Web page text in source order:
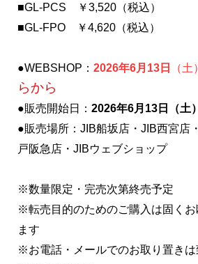
■GL-PCS ￥3,520（税込）
■GL-FPO ￥4,620（税込）
●WEBSHOP： 2026年6月13日 （土）
らから
●販売開始日： 2026年6月13日（土
●販売場所：JIB船坂店・JIB西宮店
戸阪急店・JIBウェブショップ
※数量限定・ 完売次第終売予定
※転売目的のためのご購入は固くお
ます
※お電話・メールでのお取り置きは